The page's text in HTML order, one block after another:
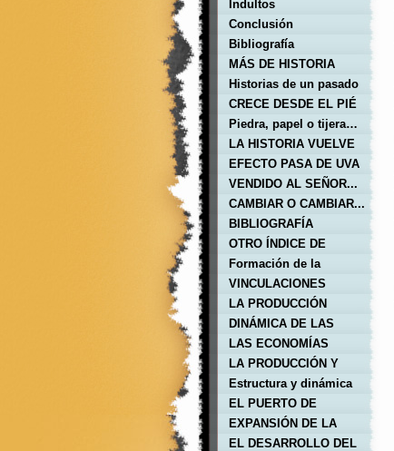
social
Indultos
Conclusión
Bibliografía
MÁS DE HISTORIA
ARGENTINA
Historias de un pasado
reciente
CRECE DESDE EL PIÉ
Piedra, papel o tijera…
papel.
LA HISTORIA VUELVE
A REPETIRSE
EFECTO PASA DE UVA
VENDIDO AL SEÑOR...
CAMBIAR O CAMBIAR...
ESA ES LA CUESTION
BIBLIOGRAFÍA
OTRO ÍNDICE DE
HISTORIA ARGENTINA
Formación de la
Economía colonial
americana
VINCULACIONES
LA PRODUCCIÓN
COLONIAL Y SU
UBICACIÓN
DINÁMICA DE LAS
ECONOMÍAS
REGIONALES
LAS ECONOMÍAS
REGIONALES
LA PRODUCCIÓN Y
REGIONES
Estructura y dinámica
del sistema
EL PUERTO DE
BUENOS AIRES
EXPANSIÓN DE LA
GANADERÍA
EL DESARROLLO DEL